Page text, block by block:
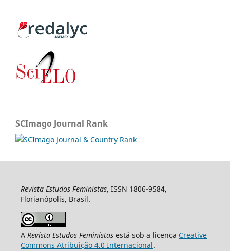
SCImago Journal Rank
Revista Estudos Feministas, ISSN 1806-9584,
Florianópolis, Brasil.
A Revista Estudos Feministasestá sob a licença Creative
Commons Atribuição 4.0 Internacional.